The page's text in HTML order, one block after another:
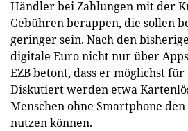
Händler bei Zahlungen mit der
Gebühren berappen, die sollen
geringer sein. Nach den
digitale Euro nicht nur über
EZB betont, dass er möglichst
Diskutiert werden etwa
Menschen ohne Smartphone
nutzen können.